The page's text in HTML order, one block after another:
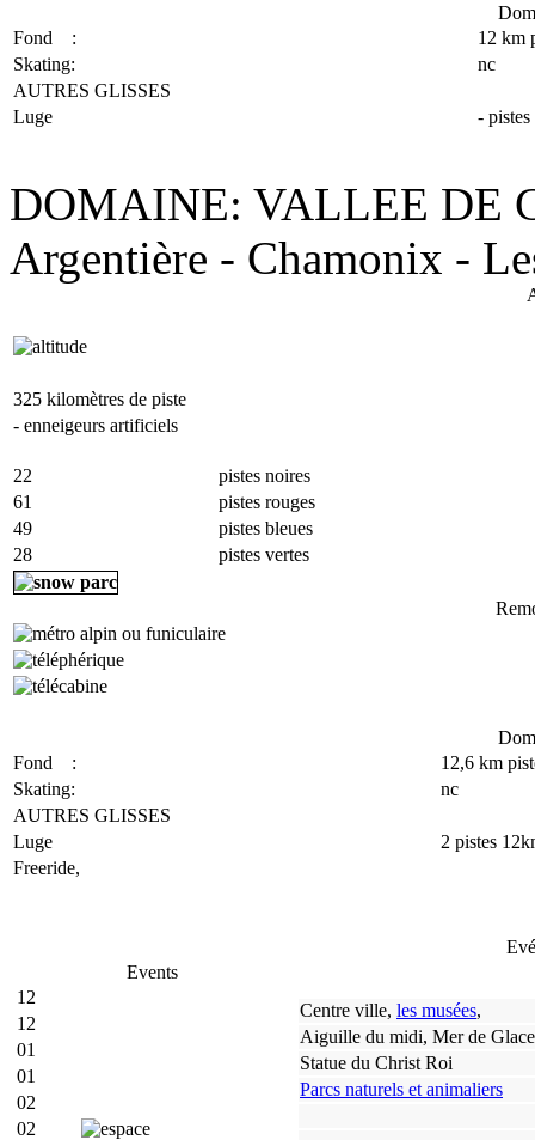
Fond :
12 km
Skating:
nc
AUTRES GLISSES
Luge
- pistes
DOMAINE: VALLEE DE
Argentière - Chamonix -
325 kilomètres de piste
- enneigeurs artificiels
22
pistes noires
61
pistes rouges
49
pistes bleues
28
pistes vertes
Fond :
12,6 km
Skating:
nc
AUTRES GLISSES
Luge
2 pistes
Freeride,
Events
12
12
01
01
02
02
Centre ville, les musées,
Aiguille du midi, Mer de Glace
Statue du Christ Roi
Parcs naturels et animaliers